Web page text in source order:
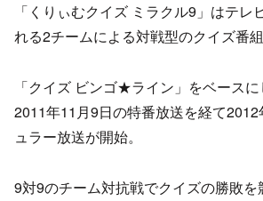
「くりぃむクイズ ミラクル9」はテレ
れる2チームによる対戦型のクイズ番組
「クイズ ビンゴ★ライン」をベース
2011年11月9日の特番放送を経て
ュラー放送が開始。
9対9のチーム対抗戦でクイズの勝敗